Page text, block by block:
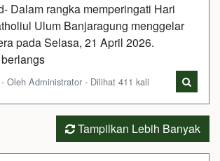
Dalam rangka memperingati Hari
Ulum Banjaragung menggelar
pada Selasa, 21 April 2026.
Oleh Administrator - Dilihat 411 kali
Tampilkan Lebih Banyak